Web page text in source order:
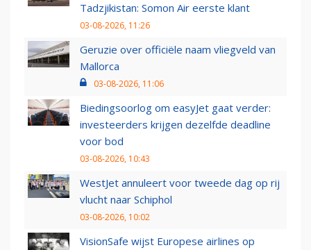
Tadzjikistan: Somon Air eerste klant
03-08-2026, 11:26
Geruzie over officiële naam vliegveld van
Mallorca
03-08-2026, 11:06
Biedingsoorlog om easyJet gaat verder:
investeerders krijgen dezelfde deadline
voor bod
03-08-2026, 10:43
WestJet annuleert voor tweede dag op rij
vlucht naar Schiphol
03-08-2026, 10:02
VisionSafe wijst Europese airlines op